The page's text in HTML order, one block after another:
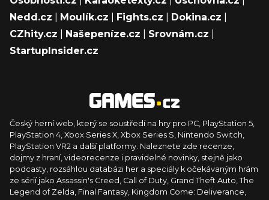
Nedd.cz
Moulík.cz Fights.cz Dokina.cz
CZhity.cz
Našepeníze.cz Srovnám.cz
StartupInsider.cz
Český herní web, který se soustředí na hry pro PC, PlayStation 5,
PlayStation 4, Xbox Series X, Xbox Series S, Nintendo Switch,
PlayStation VR2 a další platformy. Naleznete zde recenze,
dojmy z hraní, videorecenze i pravidelné novinky, stejně jako
podcasty, rozsáhlou databázi her a speciály k očekávaným hrám
ze sérií jako Assassin's Creed, Call of Duty, Grand Theft Auto, The
Legend of Zelda, Final Fantasy, Kingdom Come: Deliverance,